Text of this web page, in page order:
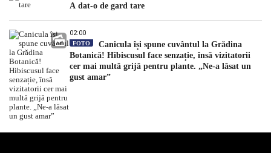
A dat-o de gard tare
02:00
FOTO
Canicula își spune cuvântul la Grădina
Botanică! Hibiscusul face senzație, însă vizitatorii
cer mai multă grijă pentru plante. „Ne-a lăsat un
gust amar”